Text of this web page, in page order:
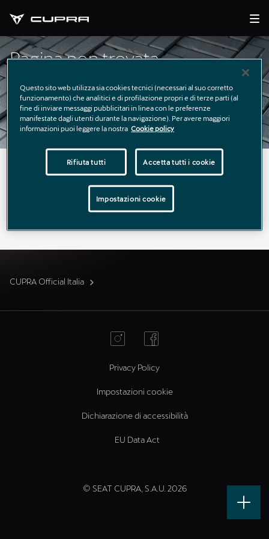
Pagina non trovata
La pagina richiesta non è stata trovata.
Puoi continuare a esplorare il sito usando il menù di
navigazione qui sopra.
CUPRA Official Italia
Privacy Policy
Impostazioni cookie
Dichiarazione di accessibilità
EU Data Act
© SEAT CUPRA, S.A.U. 2026
Questo sito web utilizza sia cookies tecnici (necessari al suo corretto
funzionamento) che analitici e di profilazione propri e di terze parti (al
fine di inviare messaggi pubblicitari in linea con le preferenze
manifestate dagli utenti durante la navigazione). Per avere maggiori
informazioni puoi leggere la nostra Cookie policy
Rifiuta tutti Accetta tutti i cookie
Impostazioni cookie